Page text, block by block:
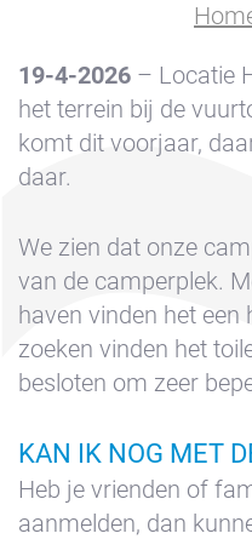
locatie
404
Boeken
Cookie
FAQ
Huur
Nieuws
Privacy
19-4-2026 – Locatie
het terrein bij de
komt dit voorjaar,
daar.
We zien dat onze
van de camperplek.
haven vinden het een
zoeken vinden het
besloten om zeer
KAN IK NOG MET
Heb je vrienden of
aanmelden, dan